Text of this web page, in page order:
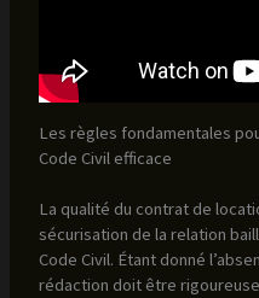
Les règles fondamentales
Code Civil efficace
La qualité du contrat de
sécurisation de la relation
Code Civil. Étant donné
rédaction doit être